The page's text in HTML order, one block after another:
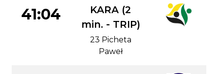
41:04
KARA (2
min. - TRIP)
23 Picheta
Paweł